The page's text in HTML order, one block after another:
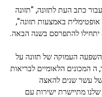
כתב העת לתזונה, "תזונה
באמצעות תזונה",
יתחילו להתפרסם בשנה הבאה.
העמוקה של תזונה על
ה המכונים הלאומיים לבריאות
עשר שנים להאצה
מתיישרת ישירות עם